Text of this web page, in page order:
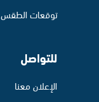
توقعات الطقس
للتواصل
الإعلان معنا